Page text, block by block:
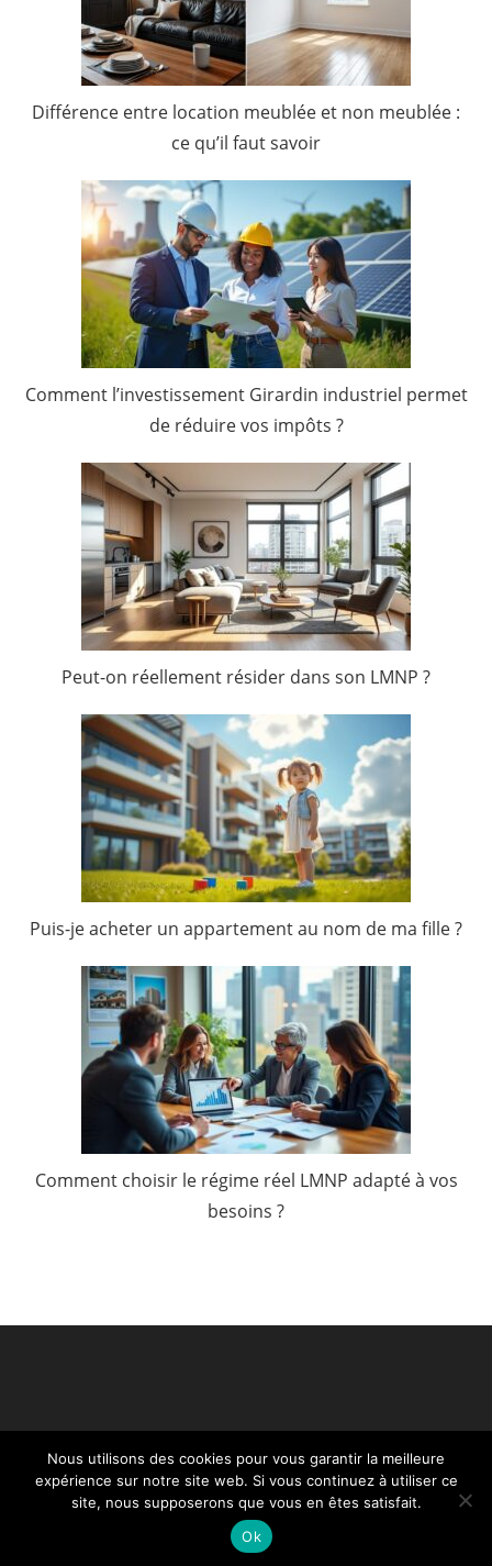
Différence entre location meublée et non meublée :
ce qu’il faut savoir
Comment l’investissement Girardin industriel permet
de réduire vos impôts ?
Peut-on réellement résider dans son LMNP ?
Puis-je acheter un appartement au nom de ma fille ?
Comment choisir le régime réel LMNP adapté à vos
besoins ?
Egcs Finance - Copyright ©2020. Tous droits réservés.
Nous utilisons des cookies pour vous garantir la meilleure
expérience sur notre site web. Si vous continuez à utiliser ce
site, nous supposerons que vous en êtes satisfait.
Ok